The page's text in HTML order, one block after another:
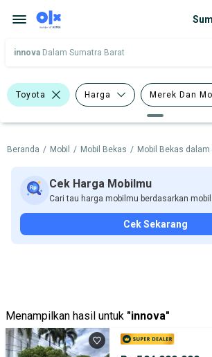
innova Dalam Sumatra Barat
Toyota Harga Merek Dan
Tahun Tipe Bodi
Tipe Membership
Beranda / Mobil / Mobil Bekas / Mobil Bekas
Cek Harga Mobilmu
Cari tau harga mobilmu berdasarkan mobil
Cek Sekarang
Menampilkan hasil untuk "innova"